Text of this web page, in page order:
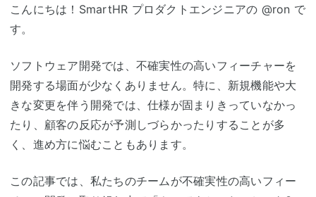
こんにちは！SmartHR プロダクトエンジニアの @ron で
す。
ソフトウェア開発では、不確実性の高いフィーチャーを
開発する場面が少なくありません。特に、新規機能や大
きな変更を伴う開発では、仕様が固まりきっていなかっ
たり、顧客の反応が予測しづらかったりすることが多
く、進め方に悩むこともあります。
この記事では、私たちのチームが不確実性の高いフィー